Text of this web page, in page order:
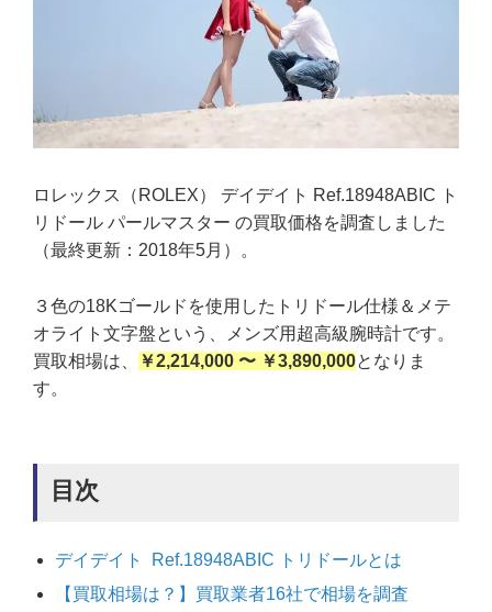
ロレックス（ROLEX） デイデイト Ref.18948ABIC ト
リドール パールマスター の買取価格を調査しました
（最終更新：2018年5月）。
３色の18Kゴールドを使用したトリドール仕様＆メテ
オライト文字盤という、メンズ用超高級腕時計です。
買取相場は、
￥2,214,000 〜 ￥3,890,000となりま
す。
目次
デイデイト Ref.18948ABIC トリドールとは
【買取相場は？】買取業者16社で相場を調査